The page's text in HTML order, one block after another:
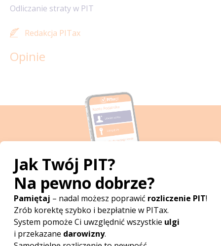
Odliczanie straty w PIT
Redakcja PITax
Opinie
Sprawdź najwyżej oceniany
w Polsce program do rozliczeń
PIT